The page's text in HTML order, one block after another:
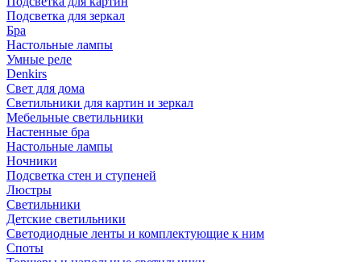
Подсветка для зеркал
Бра
Настольные лампы
Умные реле
Denkirs
Свет для дома
Светильники для картин и зеркал
Мебельные светильники
Настенные бра
Настольные лампы
Ночники
Подсветка стен и ступеней
Люстры
Светильники
Детские светильники
Светодиодные ленты и комплектующие к ним
Споты